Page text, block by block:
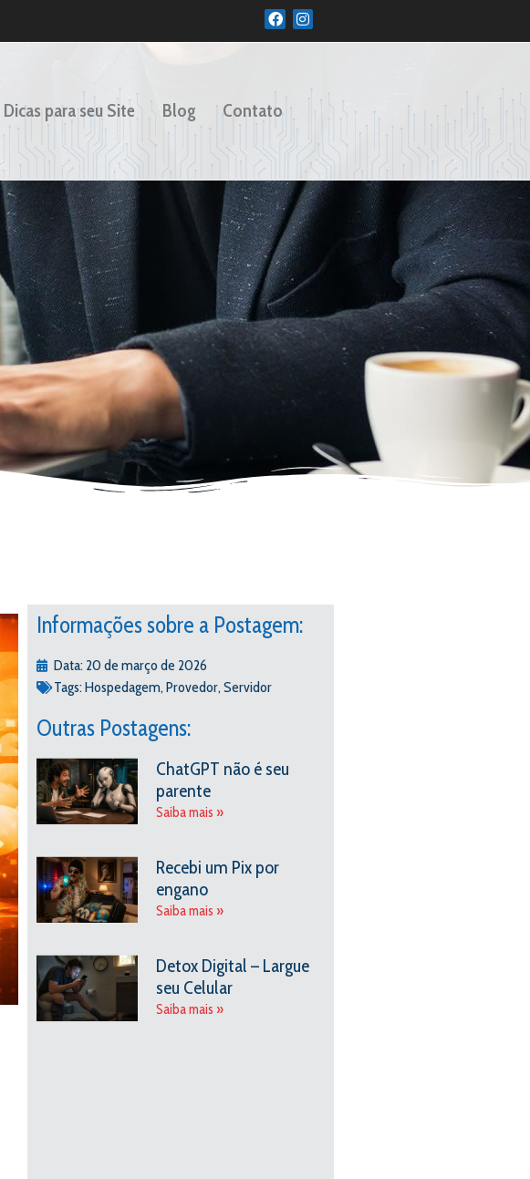
Dicas para seu Site Blog Contato
Informações sobre a Postagem:
Data: 20 de março de 2026
Tags:Hospedagem,Provedor,Servidor
Outras Postagens:
ChatGPT não é seu
parente
Saiba mais »
Recebi um Pix por
engano
Saiba mais »
Detox Digital – Largue
seu Celular
Saiba mais »